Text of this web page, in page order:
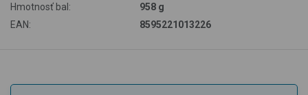
Hmotnosť bal:
958 g
EAN:
8595221013226